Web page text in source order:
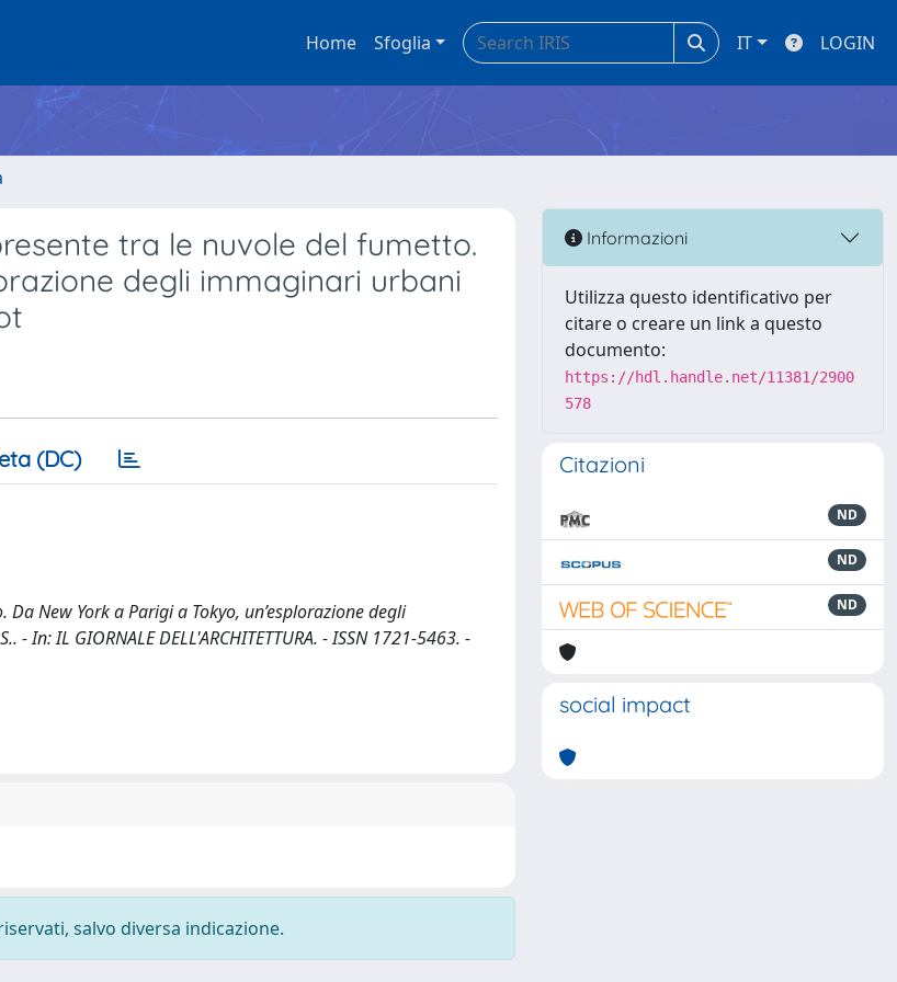
Home Sfoglia IT LOGIN
tra le nuvole del fumetto.
degli immaginari urbani
(DC)
New York a Parigi a Tokyo, un’esplorazione degli
IL GIORNALE DELL'ARCHITETTURA. - ISSN 1721-5463. -
salvo diversa indicazione.
Informazioni
Utilizza questo identificativo per
citare o creare un link a questo
documento:
https://hdl.handle.net/11381/2900
578
Citazioni
ND
ND
ND
social impact